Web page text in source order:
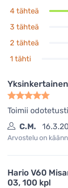
4 tähteä
3 tähteä
2 tähteä
1 tähti
Toimii
C.M.
Arvostelu on
Hario V60
03, 100 kpl